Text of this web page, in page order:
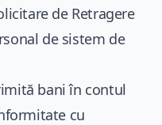
de Retragere
de sistem de
bani în contul
cu